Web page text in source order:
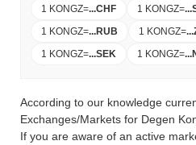
1 KONGZ=...CHF 1 KONGZ=...
1 KONGZ=...RUB 1 KONGZ=...
1 KONGZ=...SEK 1 KONGZ=...
According to our knowledge
Exchanges/Markets for Degen
If you are aware of an active